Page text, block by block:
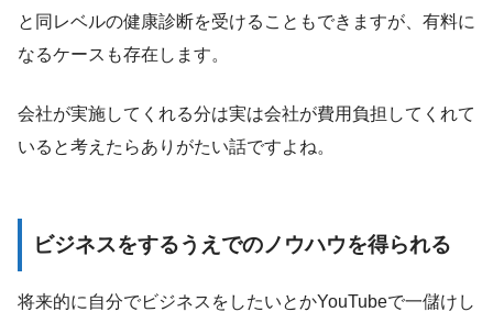
と同レベルの健康診断を受けることもできますが、有料に
なるケースも存在します。
会社が実施してくれる分は実は会社が費用負担してくれて
いると考えたらありがたい話ですよね。
ビジネスをするうえでのノウハウを得られる
将来的に自分でビジネスをしたいとかYouTubeで一儲けし